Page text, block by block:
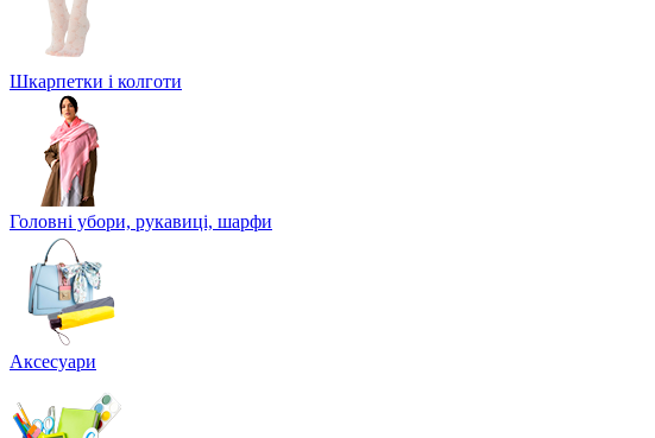
Шкарпетки і колготи
Головні убори, рукавиці, шарфи
Аксесуари